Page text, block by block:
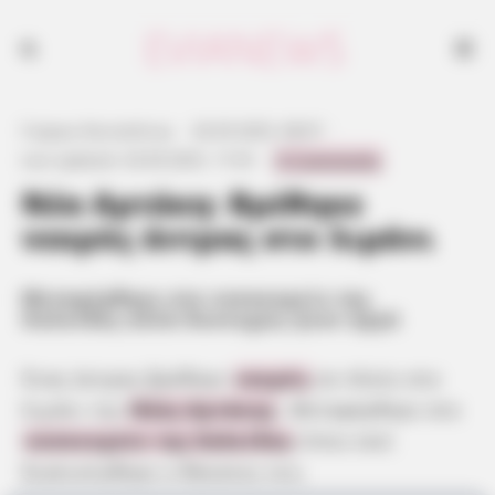
Νέα Αρτάκη: Βρέθηκε
νεκρός άντρας στο λιμάνι
Μεταφέρθηκε στο νοσοκομείο της
νεκρός
Νέας Αρτάκης
νοσοκομείο της Χαλκίδας